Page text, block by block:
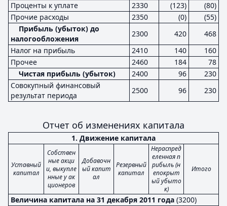
Проценты к уплате
2330 (123)
(80)
Прочие расходы
2350 (0)
(55)
Прибыль (убыток) до
налогообложения
2300 420
468
Налог на прибыль
2410 140
160
Прочее
2460 184
78
Чистая прибыль (убыток)
2400 96
230
Совокупный финансовый
результат периода
2500 96 230
Отчет об изменениях капитала
1. Движение капитала
Уставный
капитал
Собствен
ные акци
и, выкупле
нные у ак
ционеров
Добавочн
ый капит
ал
Резервный
капитал
Нераспред
еленная п
рибыль (н
епокрыт
ый убыто
к)
Итого
Величина капитала на 31 декабря 2011 года (3200)